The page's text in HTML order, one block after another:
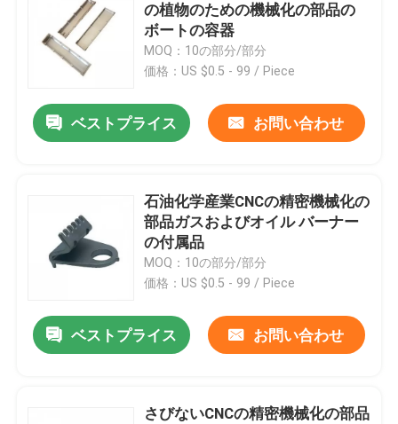
の植物のための機械化の部品の
ボートの容器
MOQ：10の部分/部分
価格：US $0.5 - 99 / Piece
ベストプライス お問い合わせ
石油化学産業CNCの精密機械化の
部品ガスおよびオイル バーナー
の付属品
MOQ：10の部分/部分
価格：US $0.5 - 99 / Piece
ベストプライス お問い合わせ
さびないCNCの精密機械化の部品